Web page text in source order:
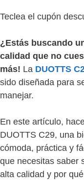
Teclea el cupón
¿Estás buscando
calidad que no
más! La DUOTTS
sido diseñada para
manejar.
En este artículo,
DUOTTS C29, una
cómoda, práctica y
que necesitas saber
alta calidad y por